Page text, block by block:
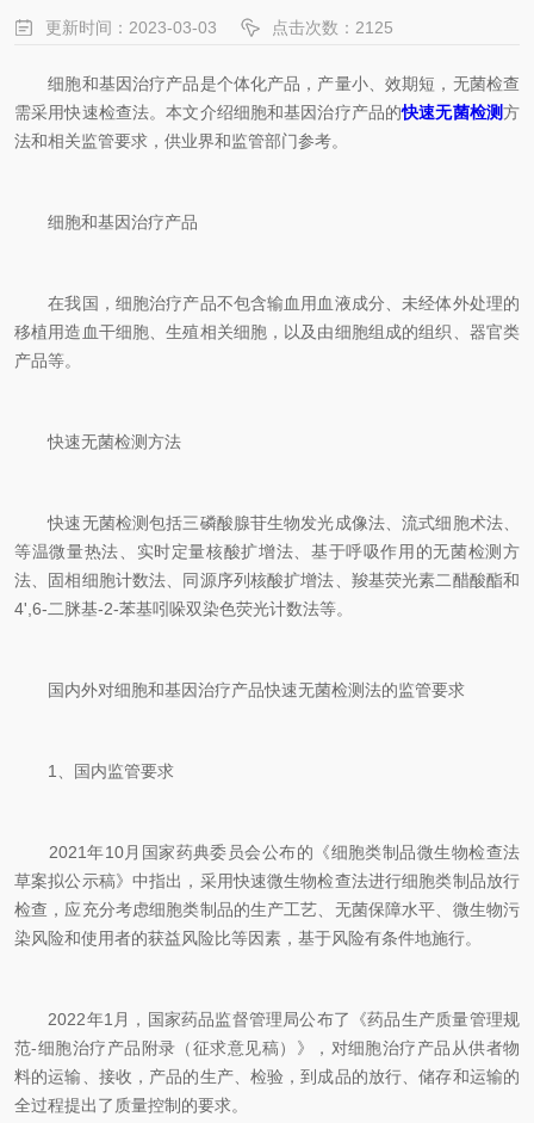
更新时间：2023-03-03 点击次数：2125
细胞和基因治疗产品是个体化产品，产量小、效期短，无菌检查
需采用快速检查法。本文介绍细胞和基因治疗产品的快速无菌检测方
法和相关监管要求，供业界和监管部门参考。
细胞和基因治疗产品
在我国，细胞治疗产品不包含输血用血液成分、未经体外处理的
移植用造血干细胞、生殖相关细胞，以及由细胞组成的组织、器官类
产品等。
快速无菌检测方法
快速无菌检测包括三磷酸腺苷生物发光成像法、流式细胞术法、
等温微量热法、实时定量核酸扩增法、基于呼吸作用的无菌检测方
法、固相细胞计数法、同源序列核酸扩增法、羧基荧光素二醋酸酯和
4',6-二脒基-2-苯基吲哚双染色荧光计数法等。
国内外对细胞和基因治疗产品快速无菌检测法的监管要求
1、国内监管要求
2021年10月国家药典委员会公布的《细胞类制品微生物检查法
草案拟公示稿》中指出，采用快速微生物检查法进行细胞类制品放行
检查，应充分考虑细胞类制品的生产工艺、无菌保障水平、微生物污
染风险和使用者的获益风险比等因素，基于风险有条件地施行。
2022年1月，国家药品监督管理局公布了《药品生产质量管理规
范-细胞治疗产品附录（征求意见稿）》，对细胞治疗产品从供者物
料的运输、接收，产品的生产、检验，到成品的放行、储存和运输的
全过程提出了质量控制的要求。